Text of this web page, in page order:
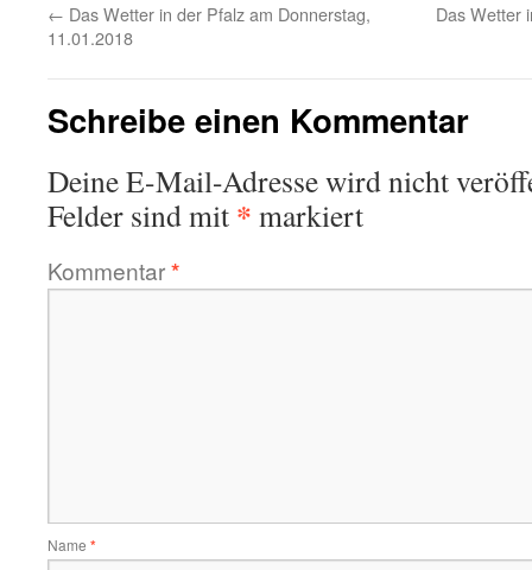
← Das Wetter in der Pfalz am Donnerstag,
11.01.2018
Das Wetter
Schreibe einen Kommentar
Deine E-Mail-Adresse wird nicht
Felder sind mit * markiert
Kommentar*
Name *